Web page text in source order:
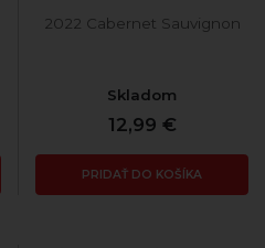
2022 Cabernet Sauvignon
Skladom
12,99 €
PRIDAŤ DO KOŠÍKA